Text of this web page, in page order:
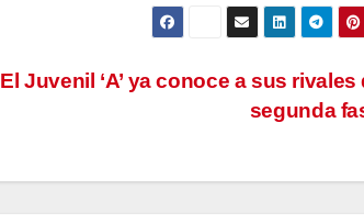
El Juvenil ‘A’ ya conoce a sus rivales
segunda